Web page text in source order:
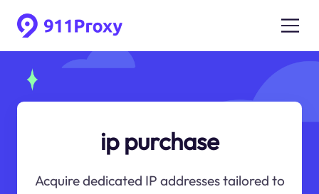
ip purchase
Acquire dedicated IP addresses tailored to